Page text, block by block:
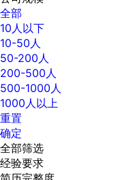
全部
10人以下
10-50人
50-200人
200-500人
500-1000人
1000人以上
重置
确定
全部筛选
经验要求